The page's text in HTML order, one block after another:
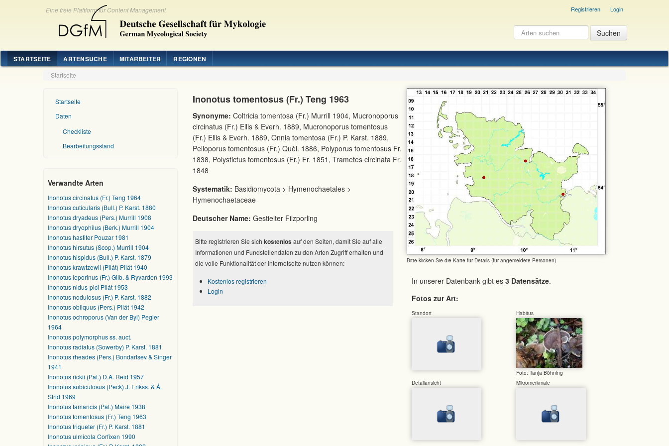
Eine freie Plattform für Content Management Registrieren Login
STARTSEITE ARTENSUCHE MITARBEITER REGIONEN
Startseite
Startseite
Daten
Checkliste
Bearbeitungsstand
Verwandte Arten
Inonotus circinatus (Fr.) Teng 1964
Inonotus cuticularis (Bull.) P. Karst. 1880
Inonotus dryadeus (Pers.) Murrill 1908
Inonotus dryophilus (Berk.) Murrill 1904
Inonotus hastifer Pouzar 1981
Inonotus hirsutus (Scop.) Murrill 1904
Inonotus hispidus (Bull.) P. Karst. 1879
Inonotus krawtzewii (Pilát) Pilát 1940
Inonotus leporinus (Fr.) Gilb. & Ryvarden 1993
Inonotus nidus-pici Pilát 1953
Inonotus nodulosus (Fr.) P. Karst. 1882
Inonotus obliquus (Pers.) Pilát 1942
Inonotus ochroporus (Van der Byl) Pegler
1964
Inonotus polymorphus ss. auct.
Inonotus radiatus (Sowerby) P. Karst. 1881
Inonotus rheades (Pers.) Bondartsev & Singer
1941
Inonotus rickii (Pat.) D.A. Reid 1957
Inonotus subiculosus (Peck) J. Erikss. & Å.
Strid 1969
Inonotus tamaricis (Pat.) Maire 1938
Inonotus tomentosus (Fr.) Teng 1963
Inonotus triqueter (Fr.) P. Karst. 1881
Inonotus ulmicola Corfixen 1990
Bitte klicken Sie die Karte für Details (für angemeldete Personen)
In unserer Datenbank gibt es 3 Datensätze.
Fotos zur Art:
Standort Habitus
Foto: Tanja Böhning
Detailansicht
Mikromerkmale
Inonotus tomentosus (Fr.) Teng 1963
Synonyme: Coltricia tomentosa (Fr.) Murrill 1904, Mucronoporus
circinatus (Fr.) Ellis & Everh. 1889, Mucronoporus tomentosus
(Fr.) Ellis & Everh. 1889, Onnia tomentosa (Fr.) P. Karst. 1889,
Pelloporus tomentosus (Fr.) Quèl. 1886, Polyporus tomentosus Fr.
1838, Polystictus tomentosus (Fr.) Fr. 1851, Trametes circinata Fr.
1848
Systematik: Basidiomycota > Hymenochaetales >
Hymenochaetaceae
Deutscher Name: Gestielter Filzporling
Bitte registrieren Sie sich kostenlos auf den Seiten, damit Sie auf alle
Informationen und Fundstellendaten zu den Arten Zugriff erhalten und
die volle Funktionalität der internetseite nutzen können:
Kostenlos registrieren
Login